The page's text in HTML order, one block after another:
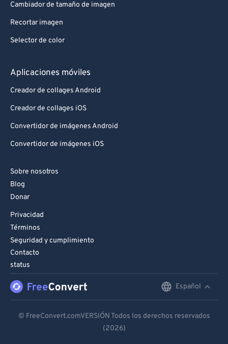
Cambiador de tamaño de imagen
Recortar imagen
Selector de color
Aplicaciones móviles
Creador de collages Android
Creador de collages iOS
Convertidor de imágenes Android
Convertidor de imágenes iOS
Sobre nosotros
Blog
Donar
Privacidad
Términos
Seguridad y cumplimiento
Contacto
status
Español
Español
© FreeConvert.comVERSIÓN Todos los derechos reservados
(2026)